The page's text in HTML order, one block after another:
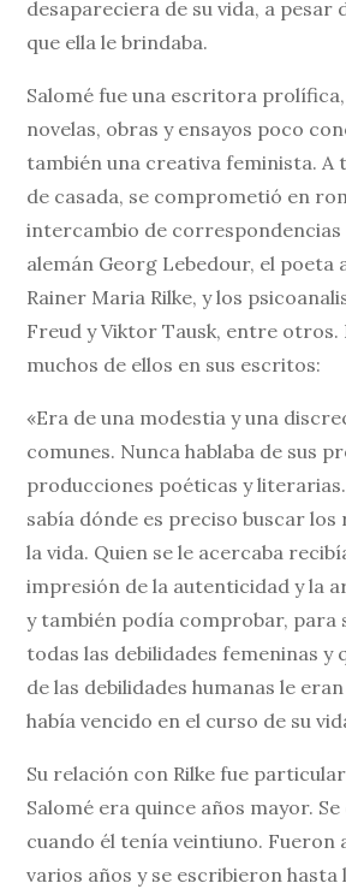
desapareciera de su vida, a pesar
que ella le brindaba.
Salomé fue una escritora
novelas, obras y ensayos poco
también una creativa feminista. A
de casada, se comprometió en
intercambio de
alemán Georg Lebedour, el
Rainer Maria Rilke, y los
Freud y Viktor Tausk, entre otros.
muchos de ellos en sus escritos:
«Era de una modestia y una
comunes. Nunca hablaba de sus
producciones poéticas y
sabía dónde es preciso buscar los
la vida. Quien se le acercaba
impresión de la autenticidad y la
y también podía comprobar, para
todas las debilidades femeninas y
de las debilidades humanas le
había vencido en el curso de su
Su relación con Rilke fue
Salomé era quince años mayor.
cuando él tenía veintiuno. Fueron
varios años y se escribieron hasta